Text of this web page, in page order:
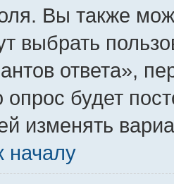
Вы также
выбрать
ответа»,
опрос будет
изменять
началу